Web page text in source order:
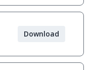
Download